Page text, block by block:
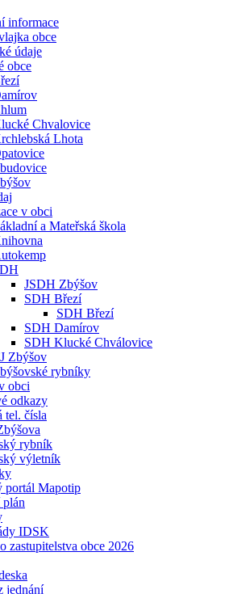
informace
obce
údaje
obce
Chvalovice
Lhota
v obci
a Mateřská škola
JSDH Zbýšov
SDH Březí
SDH Březí
SDH Damírov
SDH Klucké Chválovice
Zbýšov
rybníky
obci
odkazy
tel. čísla
rybník
výletník
portál Mapotip
IDSK
zastupitelstva obce 2026
jednání